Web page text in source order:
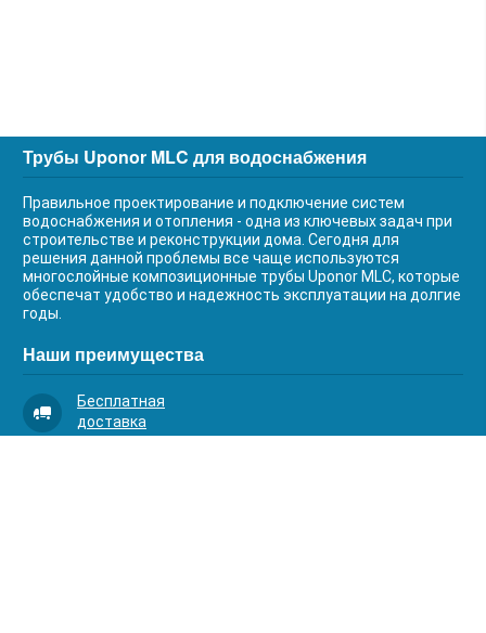
Трубы Uponor MLC для водоснабжения
Правильное проектирование и подключение систем
водоснабжения и отопления - одна из ключевых задач при
строительстве и реконструкции дома. Сегодня для
решения данной проблемы все чаще используются
многослойные композиционные трубы Uponor MLC, которые
обеспечат удобство и надежность эксплуатации на долгие
годы.
Наши преимущества
Бесплатная
доставка